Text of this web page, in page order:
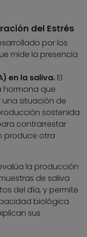
del Estrés
por los
mide la presencia
en la saliva. El
hormona que
situación de
sostenida
contrarrestar
produce otra
la producción
de saliva
del día, y permite
biológica
sus